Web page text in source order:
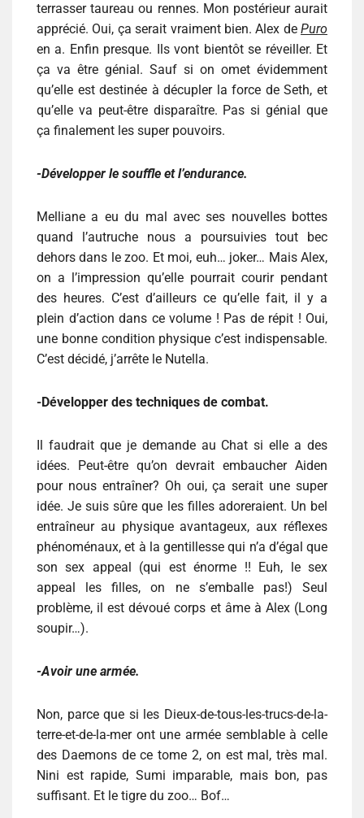
terrasser taureau ou rennes. Mon postérieur aurait
apprécié. Oui, ça serait vraiment bien. Alex de Puro
en a. Enfin presque. Ils vont bientôt se réveiller. Et
ça va être génial. Sauf si on omet évidemment
qu’elle est destinée à décupler la force de Seth, et
qu’elle va peut-être disparaître. Pas si génial que
ça finalement les super pouvoirs.
-Développer le souffle et l’endurance.
Melliane a eu du mal avec ses nouvelles bottes
quand l’autruche nous a poursuivies tout bec
dehors dans le zoo. Et moi, euh… joker… Mais Alex,
on a l’impression qu’elle pourrait courir pendant
des heures. C’est d’ailleurs ce qu’elle fait, il y a
plein d’action dans ce volume ! Pas de répit ! Oui,
une bonne condition physique c’est indispensable.
C’est décidé, j’arrête le Nutella.
-Développer des techniques de combat.
Il faudrait que je demande au Chat si elle a des
idées. Peut-être qu’on devrait embaucher Aiden
pour nous entraîner? Oh oui, ça serait une super
idée. Je suis sûre que les filles adoreraient. Un bel
entraîneur au physique avantageux, aux réflexes
phénoménaux, et à la gentillesse qui n’a d’égal que
son sex appeal (qui est énorme !! Euh, le sex
appeal les filles, on ne s’emballe pas!) Seul
problème, il est dévoué corps et âme à Alex (Long
soupir…).
-Avoir une armée.
Non, parce que si les Dieux-de-tous-les-trucs-de-la-
terre-et-de-la-mer ont une armée semblable à celle
des Daemons de ce tome 2, on est mal, très mal.
Nini est rapide, Sumi imparable, mais bon, pas
suffisant. Et le tigre du zoo… Bof…